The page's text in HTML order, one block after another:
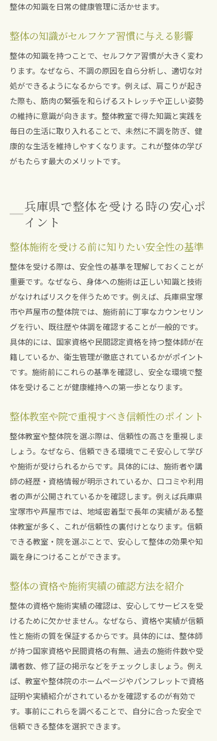
整体の知識を日常の健康管理に活かせます。
整体の知識がセルフケア習慣に与える影響
整体の知識を持つことで、セルフケア習慣が大きく変わ
ります。なぜなら、不調の原因を自ら分析し、適切な対
処ができるようになるからです。例えば、肩こりが起き
た際も、筋肉の緊張を和らげるストレッチや正しい姿勢
の維持に意識が向きます。整体教室で得た知識と実践を
毎日の生活に取り入れることで、未然に不調を防ぎ、健
康的な生活を維持しやすくなります。これが整体の学び
がもたらす最大のメリットです。
兵庫県で整体を受ける時の安心ポ
イント
整体施術を受ける前に知りたい安全性の基準
整体を受ける際は、安全性の基準を理解しておくことが
重要です。なぜなら、身体への施術は正しい知識と技術
がなければリスクを伴うためです。例えば、兵庫県宝塚
市や芦屋市の整体院では、施術前に丁寧なカウンセリン
グを行い、既往歴や体調を確認することが一般的です。
具体的には、国家資格や民間認定資格を持つ整体師が在
籍しているか、衛生管理が徹底されているかがポイント
です。施術前にこれらの基準を確認し、安全な環境で整
体を受けることが健康維持への第一歩となります。
整体教室や院で重視すべき信頼性のポイント
整体教室や整体院を選ぶ際は、信頼性の高さを重視しま
しょう。なぜなら、信頼できる環境でこそ安心して学び
や施術が受けられるからです。具体的には、施術者や講
師の経歴・資格情報が明示されているか、口コミや利用
者の声が公開されているかを確認します。例えば兵庫県
宝塚市や芦屋市では、地域密着型で長年の実績がある整
体教室が多く、これが信頼性の裏付けとなります。信頼
できる教室・院を選ぶことで、安心して整体の効果や知
識を身につけることができます。
整体の資格や施術実績の確認方法を紹介
整体の資格や施術実績の確認は、安心してサービスを受
けるために欠かせません。なぜなら、資格や実績が信頼
性と施術の質を保証するからです。具体的には、整体師
が持つ国家資格や民間資格の有無、過去の施術件数や受
講者数、修了証の掲示などをチェックしましょう。例え
ば、教室や整体院のホームページやパンフレットで資格
証明や実績紹介がされているかを確認するのが有効で
す。事前にこれらを調べることで、自分に合った安全で
信頼できる整体を選択できます。